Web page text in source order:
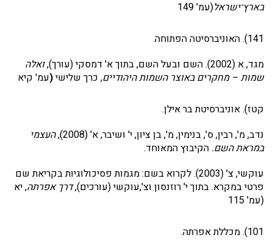
בארץ־ישראל(עמ' 149
141). האוניברסיטה הפתוחה.
מגד, א (2002). השם ובעל השם, בתוך א' דמסקי (עורך),
ואלה
שמות – מחקרים באוצר השמות היהודיים, כרך שלישי(עמ' קיא
קטז). אוניברסיטת בר אילן.
נדב, מ', רבין, ס', בנימין, מ', בן ציון, י' ושיבר, א' (2008),
העצמי
במראת השם. הקיבוץ המאוחד.
עוקשי, צ' (2003). לקרוא בשם: מגמות פסיכולוגיות בקריאת שם
פרטי במקרא. בתוך י' רוזנסון וצ',עוקשי (עורכים),דרך אפרתה, יא
(עמ' 115
101). מכללת אפרתה.